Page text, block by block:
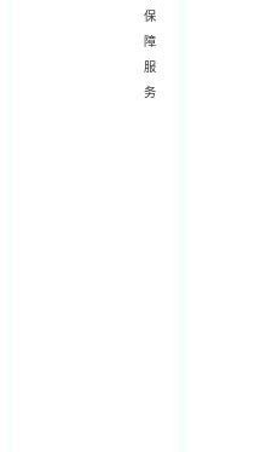
保
障
服
务